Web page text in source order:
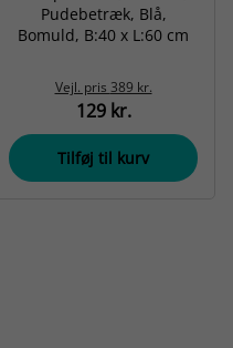
Pudebetræk, Blå,
Bomuld, B:40 x L:60 cm
Vejl. pris 389 kr.
129 kr.
Tilføj til kurv